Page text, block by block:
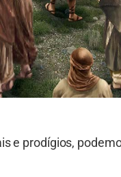
e prodígios,